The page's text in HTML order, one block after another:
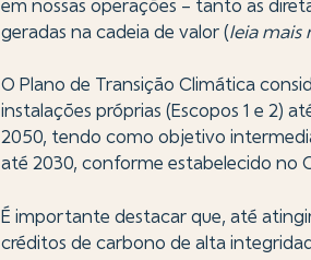
em nossas operações – tanto as
geradas na cadeia de valor (leia mais
O Plano de Transição Climática
instalações próprias (Escopos 1 e 2)
2050, tendo como objetivo
até 2030, conforme estabelecido no
É importante destacar que, até
créditos de carbono de alta